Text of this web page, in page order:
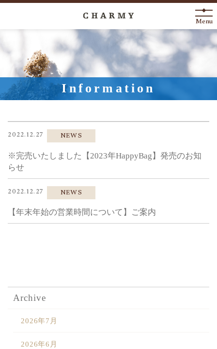
New Arrival
About
Engagement Ring
Marriage Ring
Fashion Jewelry
Sustainability Voice Catalog Contact
Menu
Information
Archive
2026年7月
2026年6月
2022.12.27 NEWS
※完売いたしました【2023年HappyBag】発売のお知
らせ
2022.12.27 NEWS
【年末年始の営業時間について】ご案内